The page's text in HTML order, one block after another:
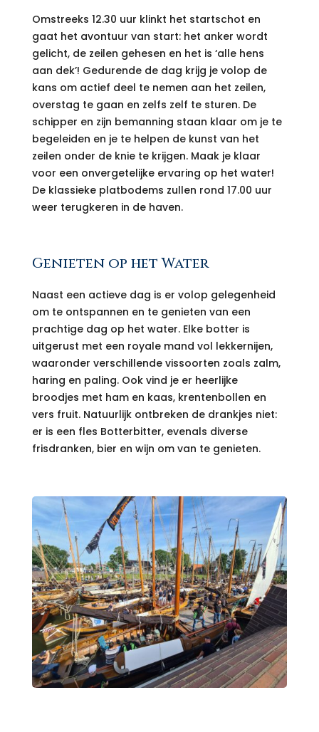
Omstreeks 12.30 uur klinkt het startschot en
gaat het avontuur van start: het anker wordt
gelicht, de zeilen gehesen en het is ‘alle hens
aan dek’! Gedurende de dag krijg je volop de
kans om actief deel te nemen aan het zeilen,
overstag te gaan en zelfs zelf te sturen. De
schipper en zijn bemanning staan klaar om je te
begeleiden en je te helpen de kunst van het
zeilen onder de knie te krijgen. Maak je klaar
voor een onvergetelijke ervaring op het water!
De klassieke platbodems zullen rond 17.00 uur
weer terugkeren in de haven.
Genieten op het Water
Naast een actieve dag is er volop gelegenheid
om te ontspannen en te genieten van een
prachtige dag op het water. Elke botter is
uitgerust met een royale mand vol lekkernijen,
waaronder verschillende vissoorten zoals zalm,
haring en paling. Ook vind je er heerlijke
broodjes met ham en kaas, krentenbollen en
vers fruit. Natuurlijk ontbreken de drankjes niet:
er is een fles Botterbitter, evenals diverse
frisdranken, bier en wijn om van te genieten.